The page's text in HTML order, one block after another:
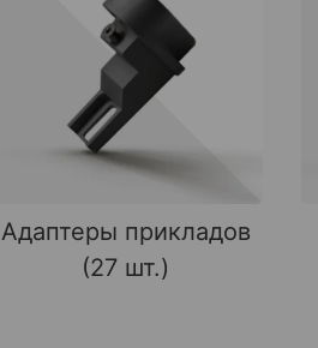
Адаптеры прикладов
(27 шт.)